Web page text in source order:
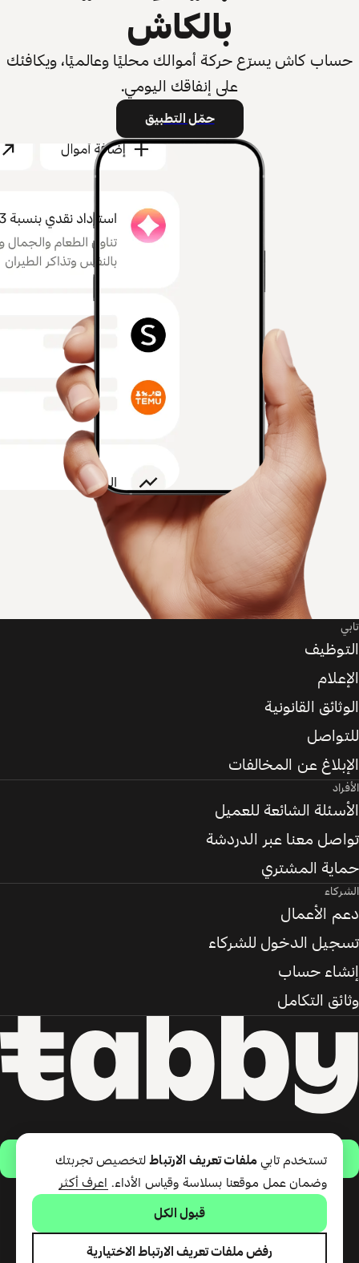
بالكاش
حساب كاش يسرّع حركة أموالك محليًا وعالميًا، ويكافئك
على إنفاقك اليومي.
حمّل التطبيق
حمّل التطبيق
تقدّم شركة تابي ذ.م.م خدمة الدفع
ذ.م.م المرخصة من مصرف الإمارات
تابي
التوظيف
الإعلام
الوثائق القانونية
للتواصل
الإبلاغ عن المخالفات
الأفراد
الأسئلة الشائعة للعميل
تواصل معنا عبر الدردشة
حماية المشتري
الشركاء
دعم الأعمال
تسجيل الدخول للشركاء
إنشاء حساب
وثائق التكامل
تستخدم تابي ملفات تعريف الارتباطلتخصيص تجربتك
وضمان عمل موقعنا بسلاسة وقياس الأداء.
اعرف أكثر
قبول الكل
رفض ملفات تعريف الارتباط الاختيارية